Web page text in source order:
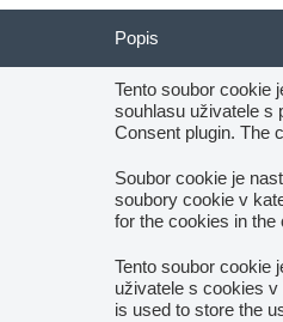
Popis
Tento soubor cookie
souhlasu uživatele s
Consent plugin. The
Soubor cookie je
soubory cookie v
for the cookies in the
Tento soubor cookie
uživatele s cookies v
is used to store the